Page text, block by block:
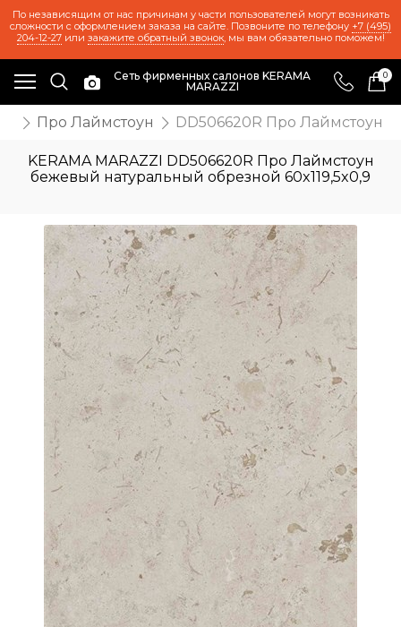
По независящим от нас причинам у части пользователей могут возникать
сложности с оформлением заказа на сайте. Позвоните по телефону +7 (495)
204-12-27или закажите обратный звонок, мы вам обязательно поможем!
Сеть фирменных салонов KERAMA
MARAZZI
0
Про Лаймстоун DD506620R Про Лаймстоун
KERAMA MARAZZI DD506620R Про Лаймстоун
бежевый натуральный обрезной 60x119,5x0,9